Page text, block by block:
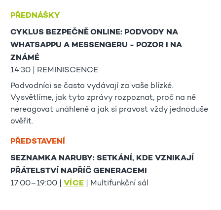
PŘEDNÁŠKY
CYKLUS BEZPEČNĚ ONLINE: PODVODY NA
WHATSAPPU A MESSENGERU - POZOR I NA
ZNÁMÉ
14:30 | REMINISCENCE
Podvodníci se často vydávají za vaše blízké.
Vysvětlíme, jak tyto zprávy rozpoznat, proč na ně
nereagovat unáhleně a jak si pravost vždy jednoduše
ověřit.
PŘEDSTAVENÍ
SEZNAMKA NARUBY: SETKÁNÍ, KDE VZNIKAJÍ
PŘÁTELSTVÍ NAPŘÍČ GENERACEMI
17:00–19:00 | VÍCE | Multifunkční sál